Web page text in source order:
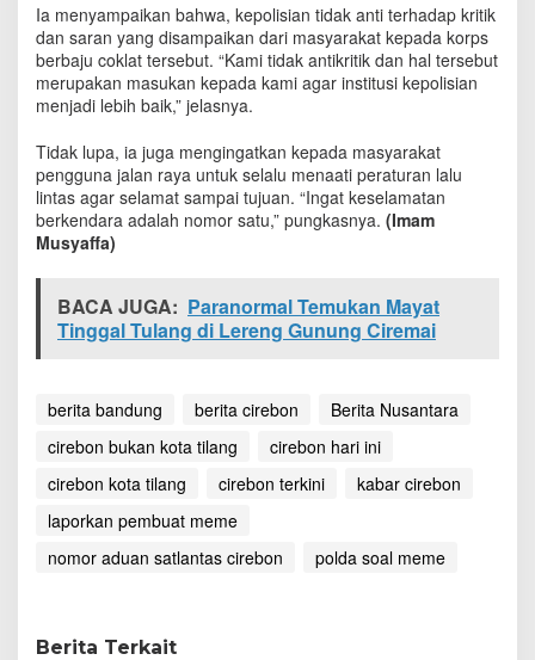
o
r
A
d
u
a
Ia menyampaikan bahwa, kepolisian tidak anti terhadap kritik
dan saran yang disampaikan dari masyarakat kepada korps
berbaju coklat tersebut. “Kami tidak antikritik dan hal tersebut
merupakan masukan kepada kami agar institusi kepolisian
menjadi lebih baik,” jelasnya.
Tidak lupa, ia juga mengingatkan kepada masyarakat
pengguna jalan raya untuk selalu menaati peraturan lalu
lintas agar selamat sampai tujuan. “Ingat keselamatan
berkendara adalah nomor satu,” pungkasnya. (Imam
Musyaffa)
BACA JUGA: Paranormal Temukan Mayat
Tinggal Tulang di Lereng Gunung Ciremai
berita bandung berita cirebon
Berita Nusantara
cirebon bukan kota tilang
cirebon hari ini
cirebon kota tilang
cirebon terkini
kabar cirebon
laporkan pembuat meme
nomor aduan satlantas cirebon
polda soal meme
Berita Terkait